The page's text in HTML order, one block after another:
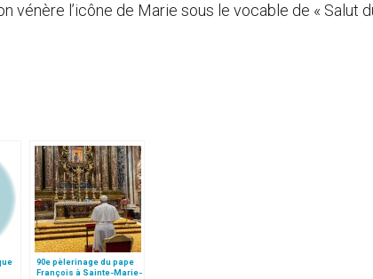
vénère l’icône de Marie sous le vocable de « Salut
90e pèlerinage du pape
François à Sainte-Marie-